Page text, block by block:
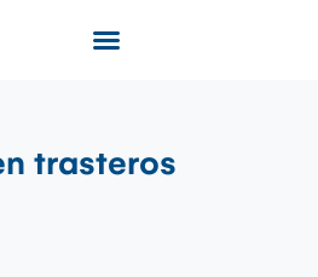
trasteros